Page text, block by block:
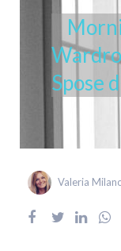
Spose
Valeria